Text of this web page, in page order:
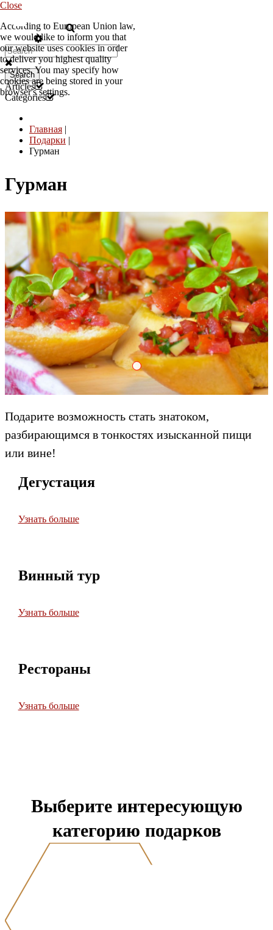
Close
According to European Union law,
we would like to inform you that
our website uses cookies in order
to deliver you highest quality
services. You may specify how
cookies are being stored in your
browser's settings.
RU
Search
Articles
Categories
Главная |
Подарки |
Гурман
Гурман
Adrenalin Crank Dzheyson
Подарите возможность стать знатоком,
разбирающимся в тонкостях изысканной пищи
или вине!
Дегустация
Узнать больше
Винный тур
Узнать больше
Рестораны
Узнать больше
Выберите интересующую
категорию подарков